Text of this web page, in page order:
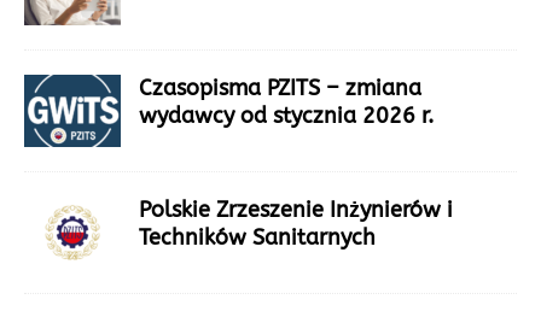
Czasopisma PZITS – zmiana
wydawcy od stycznia 2026 r.
Polskie Zrzeszenie Inżynierów i
Techników Sanitarnych